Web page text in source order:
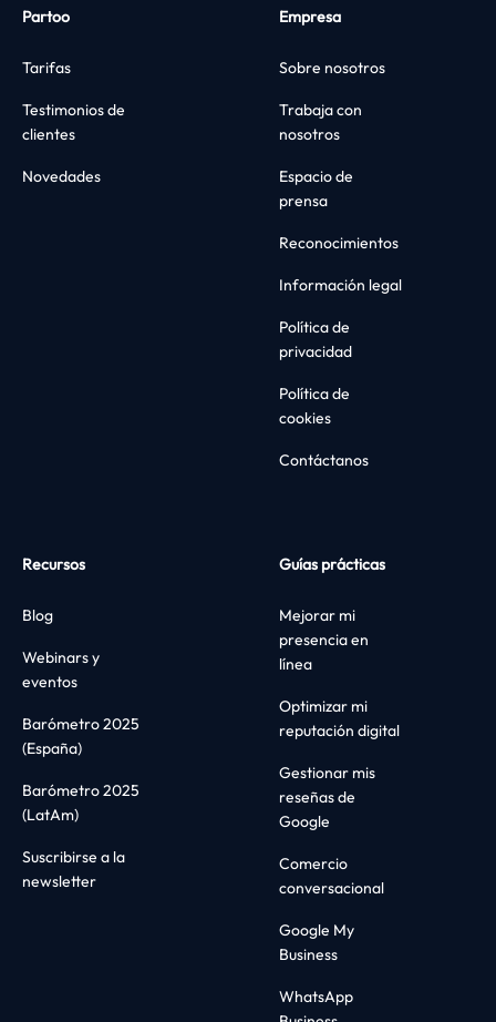
Partoo
Tarifas
Testimonios de
clientes
Novedades
Empresa
Sobre nosotros
Trabaja con
nosotros
Espacio de
prensa
Reconocimientos
Información legal
Política de
privacidad
Política de
cookies
Contáctanos
Recursos
Blog
Webinars y
eventos
Barómetro 2025
(España)
Barómetro 2025
(LatAm)
Suscribirse a la
newsletter
Guías prácticas
Mejorar mi
presencia en
línea
Optimizar mi
reputación digital
Gestionar mis
reseñas de
Google
Comercio
conversacional
Google My
Business
WhatsApp